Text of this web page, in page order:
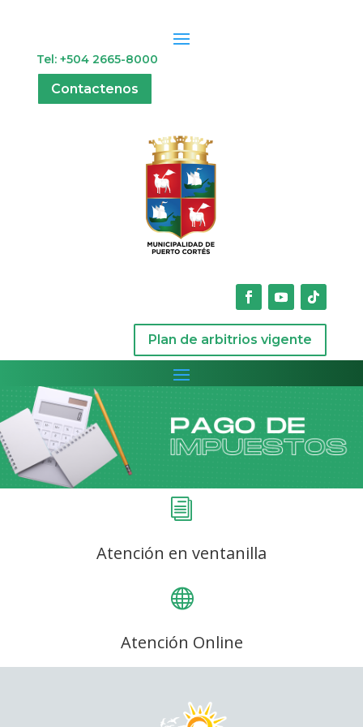
Tel: +504 2665-8000
Contactenos
Plan de arbitrios vigente
i
Atención en ventanilla

Atención Online